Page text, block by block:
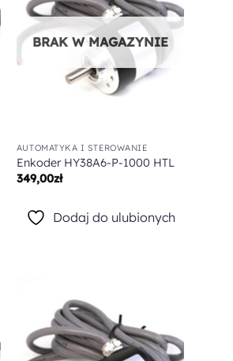
BRAK W MAGAZYNIE
AUTOMATYKA I STEROWANIE
Enkoder HY38A6-P-1000 HTL
349,00zł
Dodaj do ulubionych
ulubionych